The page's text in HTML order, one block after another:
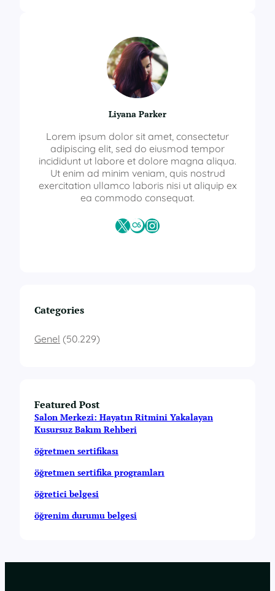
Liyana Parker
Lorem ipsum dolor sit amet, consectetur
adipiscing elit, sed do eiusmod tempor
incididunt ut labore et dolore magna aliqua.
Ut enim ad minim veniam, quis nostrud
exercitation ullamco laboris nisi ut aliquip ex
ea commodo consequat.
X Last.fmInstagram
Categories
Genel (50.229)
Featured Post
Salon Merkezi: Hayatın Ritmini Yakalayan
Kusursuz Bakım Rehberi
öğretmen sertifikası
öğretmen sertifika programları
öğretici belgesi
öğrenim durumu belgesi